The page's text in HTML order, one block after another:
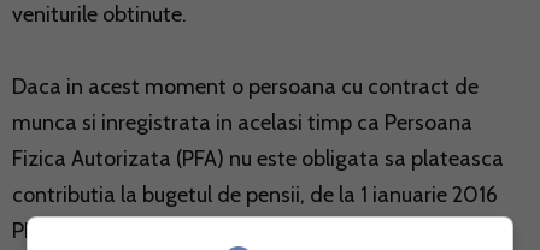
veniturile obtinute.
Daca in acest moment o persoana cu contract de
munca si inregistrata in acelasi timp ca Persoana
Fizica Autorizata (PFA) nu este obligata sa plateasca
contributia la bugetul de pensii, de la 1 ianuarie 2016
PFA-urile vor avea noi obligatii. Astfel, incepand de